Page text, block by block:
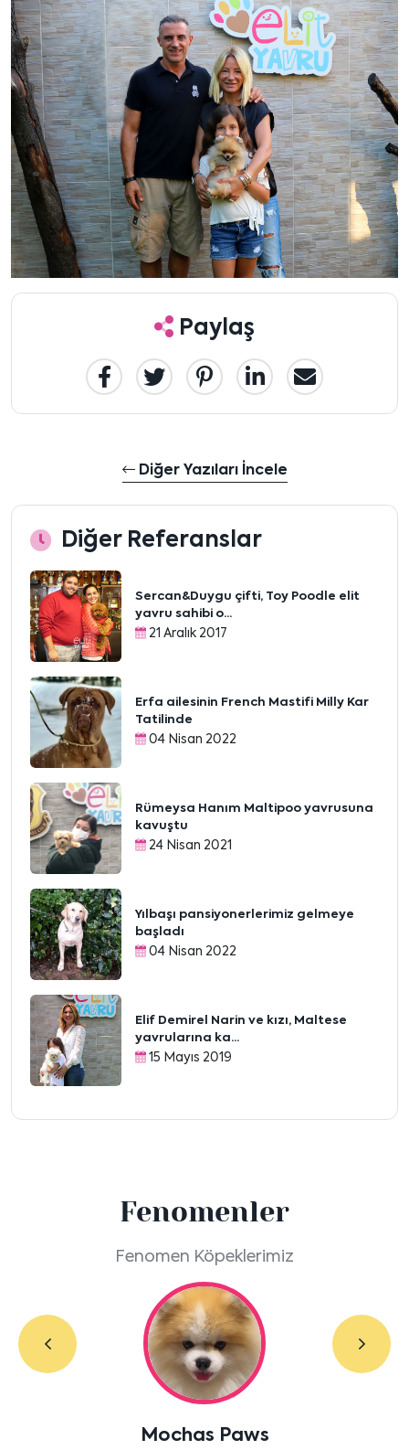
Paylaş
Diğer Yazıları İncele
Diğer Referanslar
Sercan&Duygu çifti, Toy Poodle elit
yavru sahibi o...
21 Aralık 2017
Erfa ailesinin French Mastifi Milly Kar
Tatilinde
04 Nisan 2022
Rümeysa Hanım Maltipoo yavrusuna
kavuştu
24 Nisan 2021
Yılbaşı pansiyonerlerimiz gelmeye
başladı
04 Nisan 2022
Elif Demirel Narin ve kızı, Maltese
yavrularına ka...
15 Mayıs 2019
Fenomenler
Fenomen Köpeklerimiz
Daisy Girl